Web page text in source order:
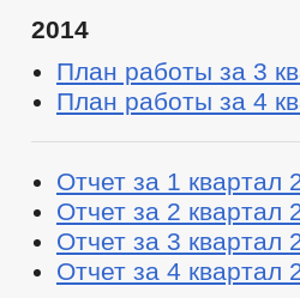
2014
План работы за 3
План работы за 4
Отчет за 1 квартал
Отчет за 2 квартал
Отчет за 3 квартал
Отчет за 4 квартал